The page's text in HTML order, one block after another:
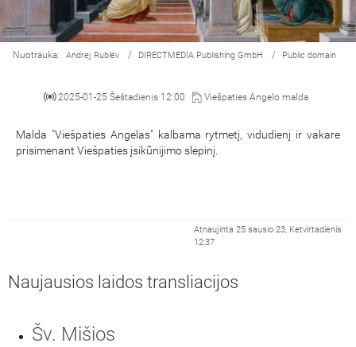
Nuotrauka: Andrej Rublëv / DIRECTMEDIA Publishing GmbH / Public domain
2025-01-25 Šeštadienis 12:00 Viešpaties Angelo malda
Malda "Viešpaties Angelas" kalbama rytmetį, vidudienį ir vakare
prisimenant Viešpaties įsikūnijimo slėpinį.
Atnaujinta 25 sausio 23, Ketvirtadienis
12:37
Naujausios laidos transliacijos
Šv. Mišios